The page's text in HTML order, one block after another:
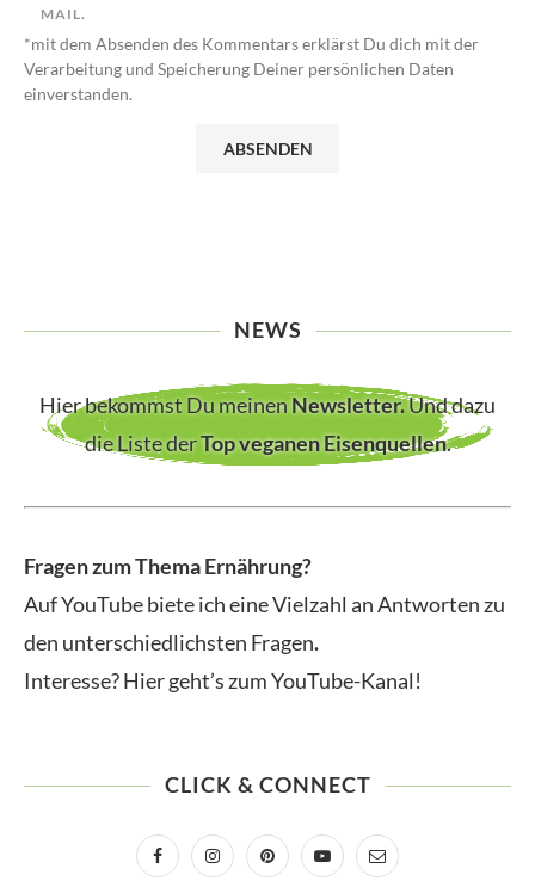
MAIL.
*mit dem Absenden des Kommentars erklärst Du dich mit der
Verarbeitung und Speicherung Deiner persönlichen Daten
einverstanden.
NEWS
Hier bekommst Du meinenNewsletter.Und dazu
die Liste derTop veganen Eisenquellen.
Fragen zum Thema Ernährung?
Auf YouTube biete ich eine Vielzahl an Antworten zu
den unterschiedlichsten Fragen.
Interesse? Hier geht’s zum YouTube-Kanal!
CLICK & CONNECT